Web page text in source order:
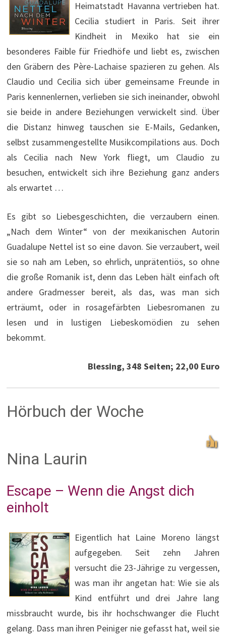
Heimatstadt Havanna vertrieben hat.
Cecilia studiert in Paris. Seit ihrer
Kindheit in Mexiko hat sie ein
besonderes Faible für Friedhöfe und liebt es, zwischen
den Gräbern des Père-Lachaise spazieren zu gehen. Als
Claudio und Cecilia sich über gemeinsame Freunde in
Paris kennenlernen, verlieben sie sich ineinander, obwohl
sie beide in andere Beziehungen verwickelt sind. Über
die Distanz hinweg tauschen sie E-Mails, Gedanken,
selbst zusammengestellte Musikcompilations aus. Doch
als Cecilia nach New York fliegt, um Claudio zu
besuchen, entwickelt sich ihre Beziehung ganz anders
als erwartet …
Es gibt so Liebesgeschichten, die verzaubern einen.
„Nach dem Winter“ von der mexikanischen Autorin
Guadalupe Nettel ist so eine davon. Sie verzaubert, weil
sie so nah am Leben, so ehrlich, unprätentiös, so ohne
die große Romanik ist, denn das Leben hält einfach oft
andere Gradmesser bereit, als das, was man sich
erträumt, oder in rosagefärbten Liebesromanen zu
lesen und in lustigen Liebeskomödien zu sehen
bekommt.
Blessing, 348 Seiten; 22,00 Euro
Hörbuch der Woche
Nina Laurin
Escape – Wenn die Angst dich
einholt
Eigentlich hat Laine Moreno längst
aufgegeben. Seit zehn Jahren
versucht die 23-Jährige zu vergessen,
was man ihr angetan hat: Wie sie als
Kind entführt und drei Jahre lang
missbraucht wurde, bis ihr hochschwanger die Flucht
gelang. Dass man ihren Peiniger nie gefasst hat, weil sie